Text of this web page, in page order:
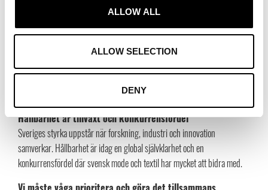
ALLOW ALL
ALLOW SELECTION
DENY
och affär. Svensk mode och design spelar en betydande roll tack vare
En multipolär värld kräver större navigationsförmåga
Team Sweden betonar behovet av stärkt relevans på våra viktigaste
marknader och ett tydligare europeiskt samarbete.
Hållbarhet är tillväxt och konkurrensfördel
Sveriges styrka uppstår när forskning, industri och innovation
samverkar. Hållbarhet är idag en global självklarhet och en
konkurrensfördel där svensk mode och textil har mycket att bidra med.